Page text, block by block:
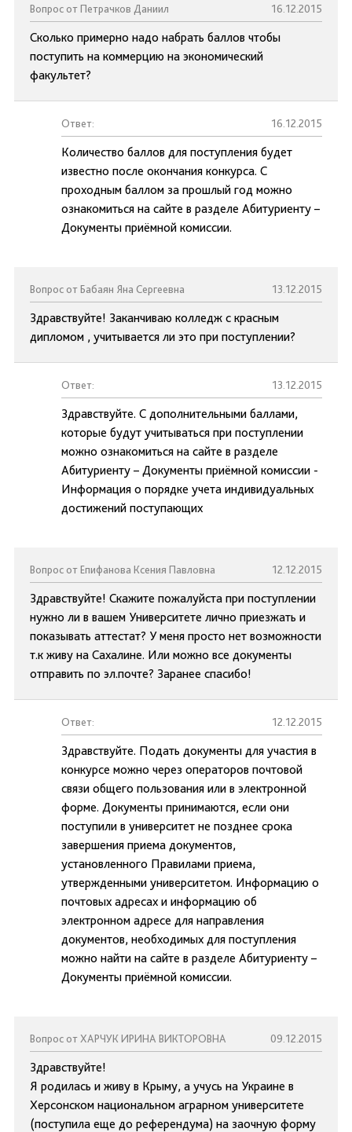
Вопрос от Петрачков Даниил 16.12.2015
Сколько примерно надо набрать баллов чтобы
поступить на коммерцию на экономический
факультет?
Ответ: 16.12.2015
Количество баллов для поступления будет
известно после окончания конкурса. С
проходным баллом за прошлый год можно
ознакомиться на сайте в разделе Абитуриенту –
Документы приёмной комиссии.
Вопрос от Бабаян Яна Сергеевна 13.12.2015
Здравствуйте! Заканчиваю колледж с красным
дипломом , учитывается ли это при поступлении?
Ответ: 13.12.2015
Здравствуйте. С дополнительными баллами,
которые будут учитываться при поступлении
можно ознакомиться на сайте в разделе
Абитуриенту – Документы приёмной комиссии -
Информация о порядке учета индивидуальных
достижений поступающих
Вопрос от Епифанова Ксения Павловна 12.12.2015
Здравствуйте! Скажите пожалуйста при поступлении
нужно ли в вашем Университете лично приезжать и
показывать аттестат? У меня просто нет возможности
т.к живу на Сахалине. Или можно все документы
отправить по эл.почте? Заранее спасибо!
Ответ: 12.12.2015
Здравствуйте. Подать документы для участия в
конкурсе можно через операторов почтовой
связи общего пользования или в электронной
форме. Документы принимаются, если они
поступили в университет не позднее срока
завершения приема документов,
установленного Правилами приема,
утвержденными университетом. Информацию о
почтовых адресах и информацию об
электронном адресе для направления
документов, необходимых для поступления
можно найти на сайте в разделе Абитуриенту –
Документы приёмной комиссии.
Вопрос от ХАРЧУК ИРИНА ВИКТОРОВНА 09.12.2015
Здравствуйте!
Я родилась и живу в Крыму, а учусь на Украине в
Херсонском национальном аграрном университете
(поступила еще до референдума) на заочную форму